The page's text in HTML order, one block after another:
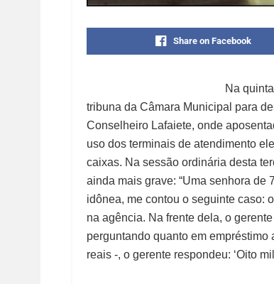
Share on Facebook
Na
tribuna da Câmara Municipal para
Conselheiro Lafaiete, onde
uso dos terminais de atendimento
caixas. Na sessão ordinária desta
ainda mais grave: “Uma senhora de
idônea, me contou o seguinte caso:
na agência. Na frente dela, o
perguntando quanto em empréstimo
reais -, o gerente respondeu: ‘Oito